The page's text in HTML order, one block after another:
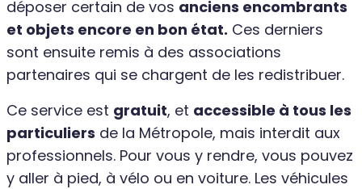
déposer certain de vos anciens encombrants
et objets encore en bon état. Ces derniers
sont ensuite remis à des associations
partenaires qui se chargent de les redistribuer.
Ce service est gratuit, et accessible à tous les
particuliers de la Métropole, mais interdit aux
professionnels. Pour vous y rendre, vous pouvez
y aller à pied, à vélo ou en voiture. Les véhicules